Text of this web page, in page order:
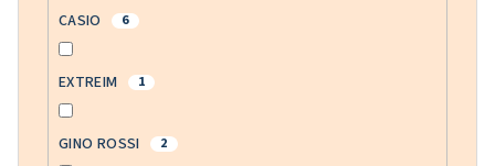
CASIO 6
EXTREIM 1
GINO ROSSI 2